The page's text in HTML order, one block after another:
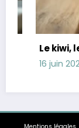
Le kiwi, le
16 juin 2026